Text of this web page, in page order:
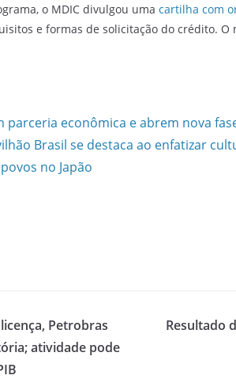
o MDIC divulgou uma cartilha com
e formas de solicitação do crédito.
parceria econômica e abrem nova
Brasil se destaca ao enfatizar
no Japão
Petrobras
atividade pode
Resultado